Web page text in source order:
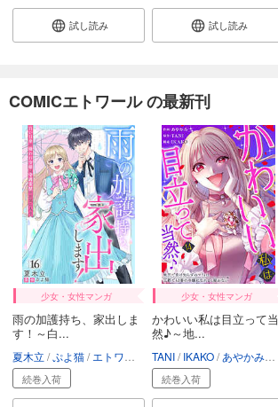
試し読み 試し読み
COMICエトワール の最新刊
少女・女性マンガ
雨の加護持ち、家出しま
す！～白...
夏木立 ぷよ猫 エトワール編集部
続巻入荷
少女・女性マンガ
かわいい私は目立って当
然♪～地...
TANI IKAKO あやかみ（イラスト）
続巻入荷